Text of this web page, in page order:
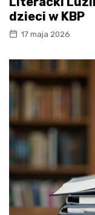
dzieci w KBP
17 maja 2026